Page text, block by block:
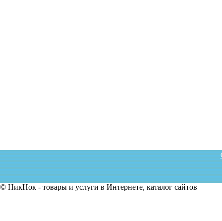
© НикНок - товары и услуги в Интернете, каталог сайтов